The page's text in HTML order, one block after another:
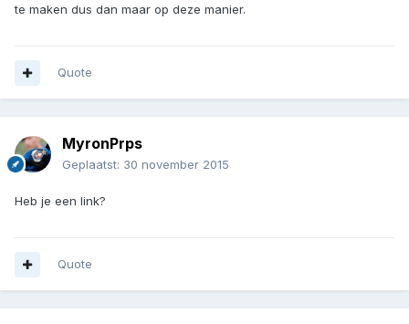
te maken dus dan maar op deze manier.
Quote
MyronPrps
Geplaatst: 30 november 2015
Heb je een link?
Quote